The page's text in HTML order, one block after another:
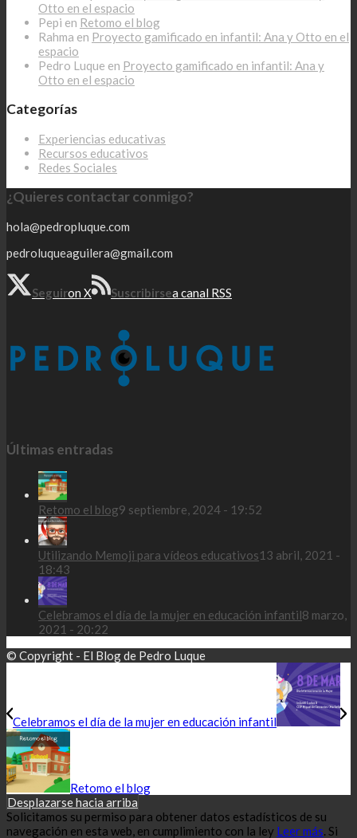
Otto en el espacio
Pepi en Retomo el blog
Rahma en Proyecto gamificado en infantil: Ana y Otto en el
espacio
Pedro Luque en Proyecto gamificado en infantil: Ana y
Otto en el espacio
Categorías
Experiencias educativas
Recursos educativos
Redes Sociales
¿Quieres contactar conmigo?
hola@pedropluque.com
pedroluqueaguilera@gmail.com
Seguiron X Suscribirsea canal RSS
Últimas entradas
Retomo el blog9 septiembre, 2024 - 19:52
Utilizando Memoji para vídeos educativos13 abril, 2021 -
18:43
Celebramos el día de la mujer en educación infantil8 marzo,
2021 - 20:22
© Copyright - El Blog de Pedro Luque
Celebramos el día de la mujer en educación infantil
Retomo el blog
Desplazarse hacia arriba
Solicitamos su permiso para obtener datos estadísticos de su
navegación en esta web, en cumplimiento con la ley Leer más. Si